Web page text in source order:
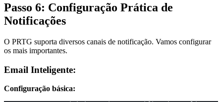
Passo 6: Configuração Prática de
Notificações
O PRTG suporta diversos canais de notificação. Vamos configurar
os mais importantes.
Email Inteligente:
Configuração básica: